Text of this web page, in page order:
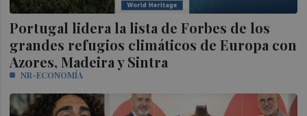
Portugal lidera la lista de Forbes de los
grandes refugios climáticos de Europa con
Azores, Madeira y Sintra
NR-ECONOMÍA